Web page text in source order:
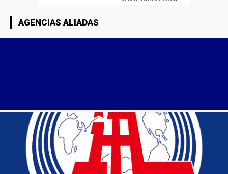
AGENCIAS ALIADAS